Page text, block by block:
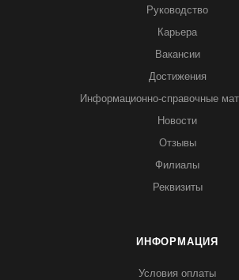
Руководство
Карьера
Вакансии
Достижения
Информационно-справочные
Новости
Отзывы
Филиалы
Реквизиты
ИНФОРМАЦИЯ
Условия оплаты